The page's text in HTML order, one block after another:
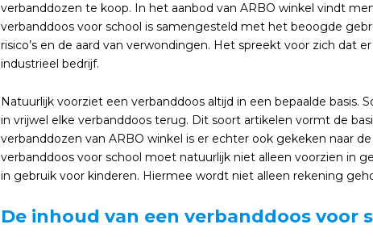
verbanddozen te koop. In het aanbod van ARBO winkel vindt
verbanddoos voor school is samengesteld met het beoogde
risico’s en de aard van verwondingen. Het spreekt voor zich dat
industrieel bedrijf.
Natuurlijk voorziet een verbanddoos altijd in een bepaalde
in vrijwel elke verbanddoos terug. Dit soort artikelen vormt de
verbanddozen van ARBO winkel is er echter ook gekeken naar
verbanddoos voor school moet natuurlijk niet alleen voorzien in
in gebruik voor kinderen. Hiermee wordt niet alleen rekening
De inhoud van een verbanddoos voor